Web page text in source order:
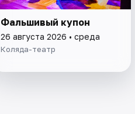
Фальшивый купон
26 августа 2026 • среда
Коляда-театр